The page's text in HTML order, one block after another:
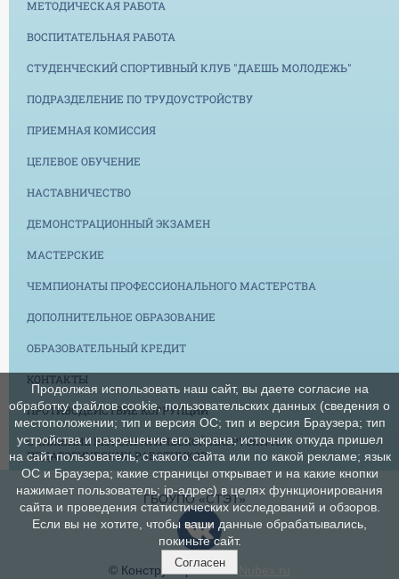
МЕТОДИЧЕСКАЯ РАБОТА
ВОСПИТАТЕЛЬНАЯ РАБОТА
СТУДЕНЧЕСКИЙ СПОРТИВНЫЙ КЛУБ "ДАЕШЬ МОЛОДЕЖЬ"
ПОДРАЗДЕЛЕНИЕ ПО ТРУДОУСТРОЙСТВУ
ПРИЕМНАЯ КОМИССИЯ
ЦЕЛЕВОЕ ОБУЧЕНИЕ
НАСТАВНИЧЕСТВО
ДЕМОНСТРАЦИОННЫЙ ЭКЗАМЕН
МАСТЕРСКИЕ
ЧЕМПИОНАТЫ ПРОФЕССИОНАЛЬНОГО МАСТЕРСТВА
ДОПОЛНИТЕЛЬНОЕ ОБРАЗОВАНИЕ
ОБРАЗОВАТЕЛЬНЫЙ КРЕДИТ
КОНТАКТЫ
ПРОТИВОДЕЙСТВИЕ КОРРУПЦИИ
СНИЖЕНИЕ БЮРОКРАТИЧЕСКОЙ НАГРУЗКИ НА
ПЕДАГОГИЧЕСКИХ РАБОТНИКОВ
ГБОУПО «СТЭТ»
© Конструктор сайтов Nubex.ru
Продолжая использовать наш сайт, вы даете согласие на
обработку файлов cookie, пользовательских данных (сведения о
местоположении; тип и версия ОС; тип и версия Браузера; тип
устройства и разрешение его экрана; источник откуда пришел
на сайт пользователь; с какого сайта или по какой рекламе; язык
ОС и Браузера; какие страницы открывает и на какие кнопки
нажимает пользователь; ip-адрес) в целях функционирования
сайта и проведения статистических исследований и обзоров.
Если вы не хотите, чтобы ваши данные обрабатывались,
покиньте сайт.
Согласен